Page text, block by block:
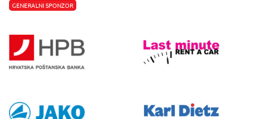
GENERALNI SPONZOR